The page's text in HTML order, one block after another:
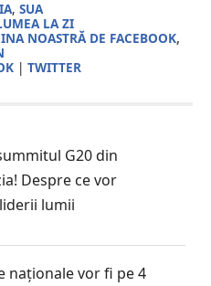
, SUA
LA ZI
NOASTRĂ DE FACEBOOK,
| TWITTER
G20 din
Despre ce vor
lumii
naționale vor fi pe 4